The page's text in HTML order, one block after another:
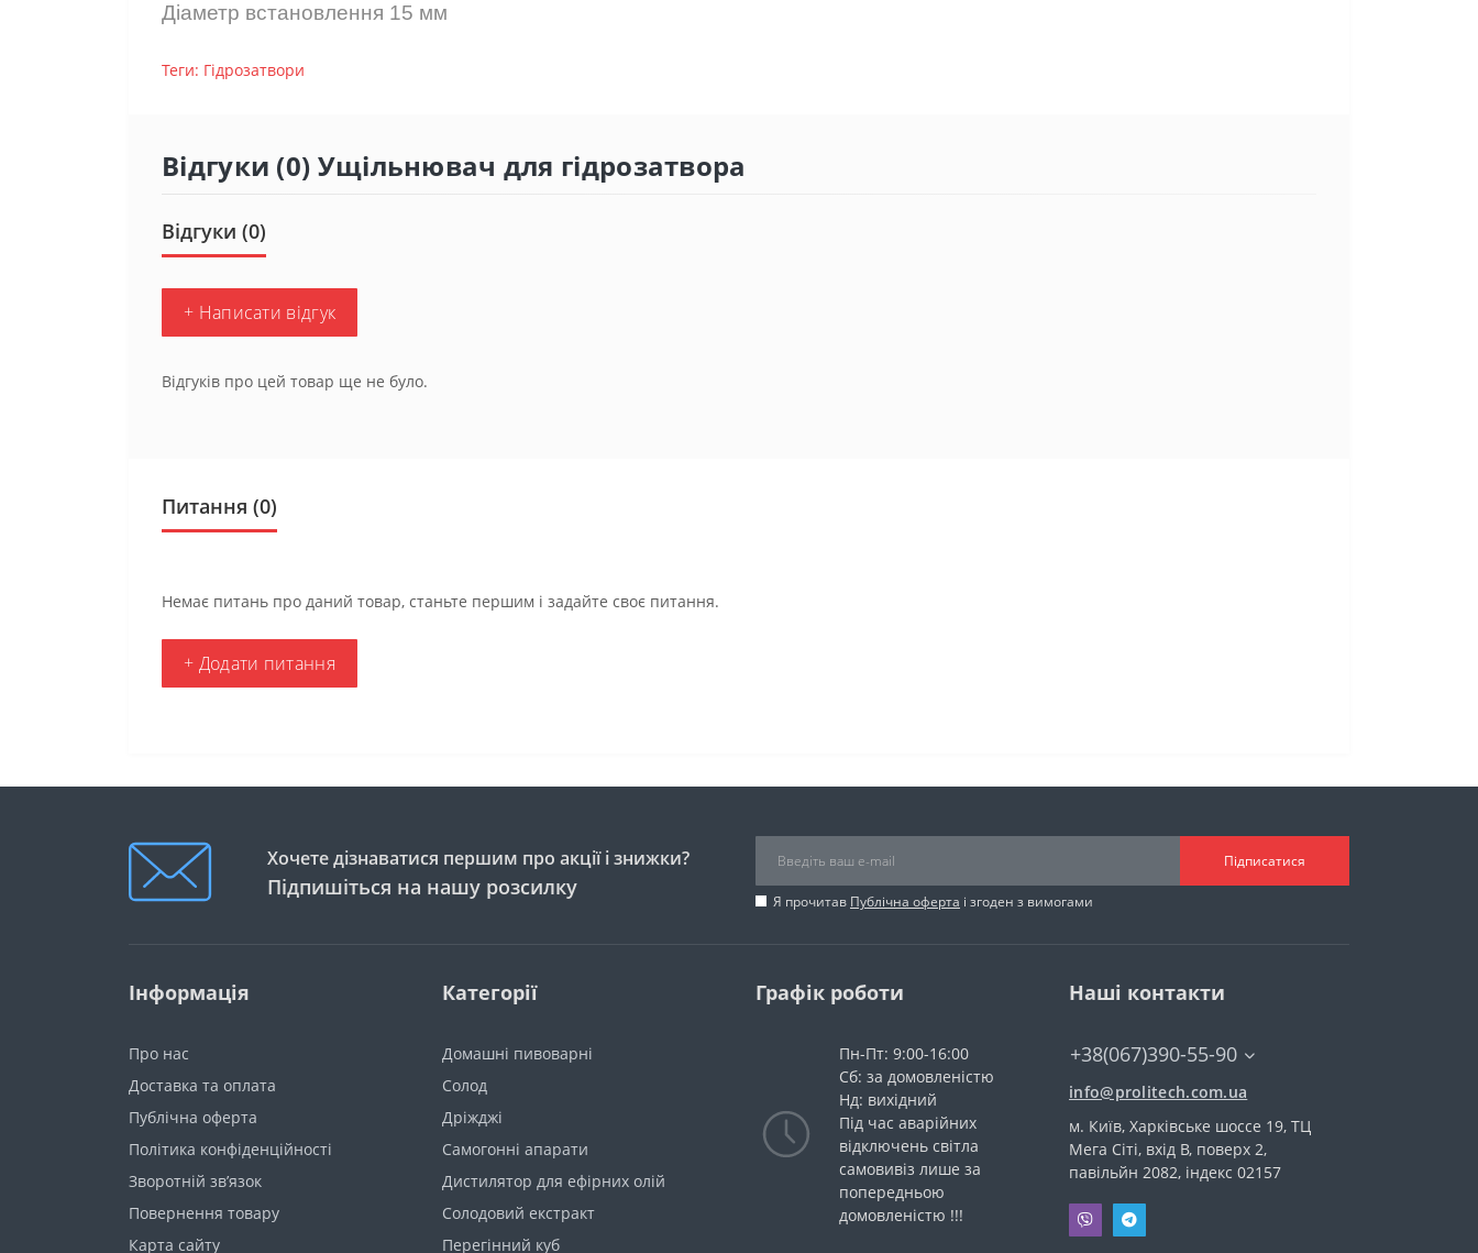
Діаметр встановлення 15 мм
Теги: Гідрозатвори
Відгуки (0) Ущільнювач для гідрозатвора
Відгуки (0)
+ Написати відгук
Відгуків про цей товар ще не було.
Питання (0)
Немає питань про даний товар, станьте першим і задайте своє питання.
+ Додати питання
Хочете дізнаватися першим про акції і знижки?
Підпишіться на нашу розсилку
Підписатися
Я прочитав Публічна оферта і згоден з вимогами
Інформація
Про нас
Доставка та оплата
Публічна оферта
Політика конфіденційності
Зворотній зв’язок
Повернення товару
Карта сайту
Категорії
Домашні пивоварні
Солод
Дріжджі
Самогонні апарати
Дистилятор для ефірних олій
Солодовий екстракт
Перегінний куб
Графік роботи
Пн-Пт: 9:00-16:00
Сб: за домовленістю
Нд: вихідний
Під час аварійних
відключень світла
самовивіз лише за
попередньою
домовленістю !!!
Наші контакти
+38(067)390-55-90
info@prolitech.com.ua
м. Київ, Харківське шоссе 19, ТЦ
Мега Сіті, вхід В, поверх 2,
павільйн 2082, індекс 02157